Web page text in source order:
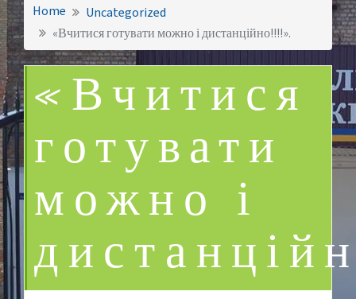
Home
Uncategorized
«Вчитися готувати можно і дистанційно!!!!».
«Вчитися
готувати
можно і